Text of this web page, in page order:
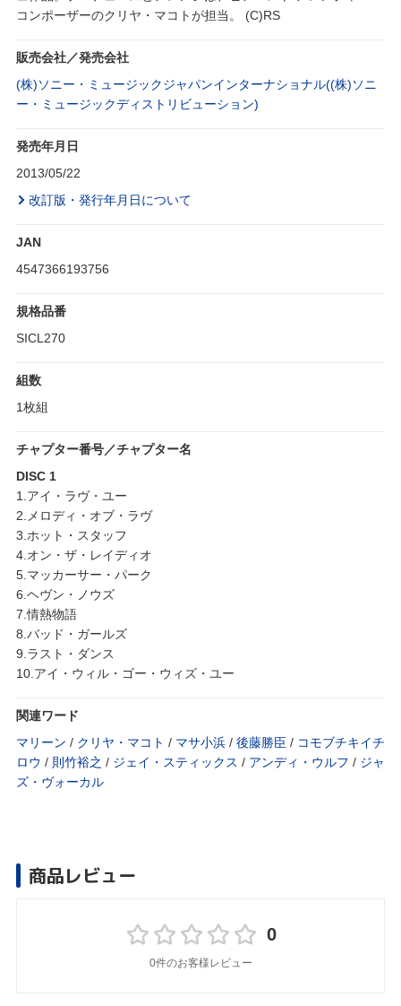
コンポーザーのクリヤ・マコトが担当。 (C)RS
販売会社／発売会社
(株)ソニー・ミュージックジャパンインターナショナル((株)ソニ
ー・ミュージックディストリビューション)
発売年月日
2013/05/22
改訂版・発行年月日について
JAN
4547366193756
規格品番
SICL270
組数
1枚組
チャプター番号／チャプター名
DISC 1
1.アイ・ラヴ・ユー
2.メロディ・オブ・ラヴ
3.ホット・スタッフ
4.オン・ザ・レイディオ
5.マッカーサー・パーク
6.ヘヴン・ノウズ
7.情熱物語
8.バッド・ガールズ
9.ラスト・ダンス
10.アイ・ウィル・ゴー・ウィズ・ユー
関連ワード
マリーン / クリヤ・マコト / マサ小浜 / 後藤勝臣 / コモブチキイチ
ロウ / 則竹裕之 / ジェイ・スティックス / アンディ・ウルフ / ジャ
ズ・ヴォーカル
商品レビュー
0
0件のお客様レビュー